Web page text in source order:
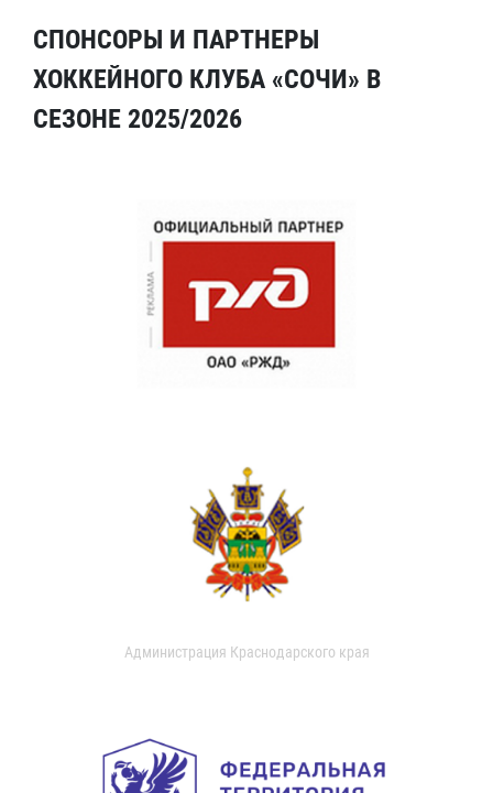
СПОНСОРЫ И ПАРТНЕРЫ
ХОККЕЙНОГО КЛУБА «СОЧИ» В
СЕЗОНЕ 2025/2026
Администрация Краснодарского края